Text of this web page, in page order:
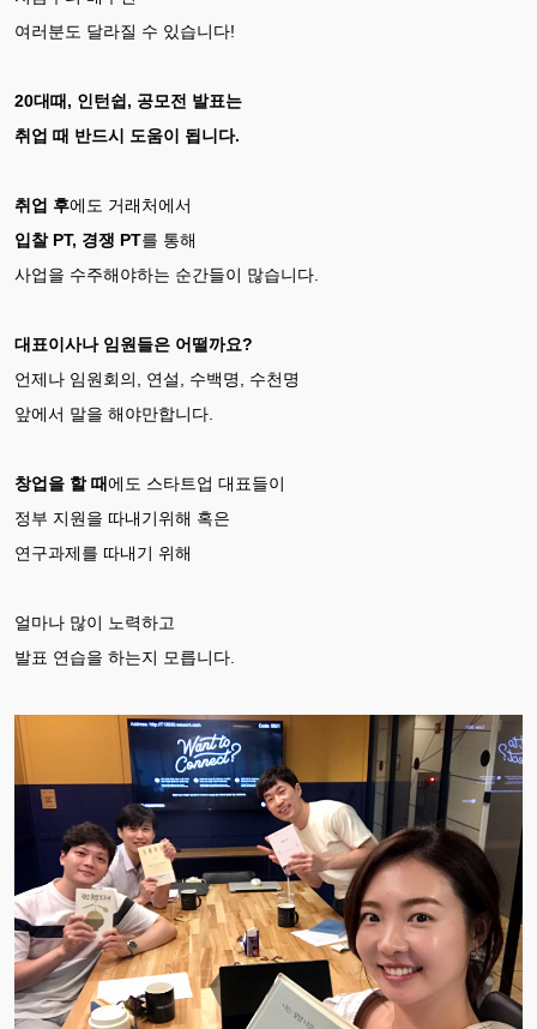
여러분도 달라질 수 있습니다!
20대때, 인턴쉽, 공모전 발표는
취업 때 반드시 도움이 됩니다.
취업 후에도 거래처에서
입찰 PT, 경쟁 PT를 통해
사업을 수주해야하는 순간들이 많습니다.
대표이사나 임원들은 어떨까요?
언제나 임원회의, 연설, 수백명, 수천명
앞에서 말을 해야만합니다.
창업을 할 때에도 스타트업 대표들이
정부 지원을 따내기위해 혹은
연구과제를 따내기 위해
얼마나 많이 노력하고
발표 연습을 하는지 모릅니다.